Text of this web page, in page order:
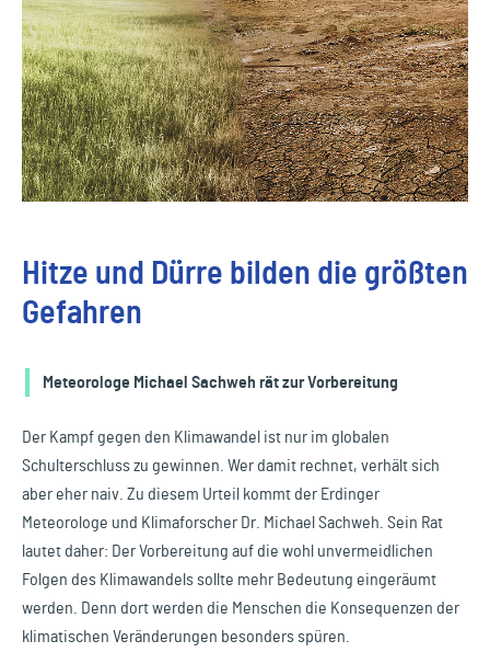
Hitze und Dürre bilden die größten
Gefahren
Meteorologe Michael Sachweh rät zur Vorbereitung
Der Kampf gegen den Klimawandel ist nur im globalen
Schulterschluss zu gewinnen. Wer damit rechnet, verhält sich
aber eher naiv. Zu diesem Urteil kommt der Erdinger
Meteorologe und Klimaforscher Dr. Michael Sachweh. Sein Rat
lautet daher: Der Vorbereitung auf die wohl unvermeidlichen
Folgen des Klimawandels sollte mehr Bedeutung eingeräumt
werden. Denn dort werden die Menschen die Konsequenzen der
klimatischen Veränderungen besonders spüren.